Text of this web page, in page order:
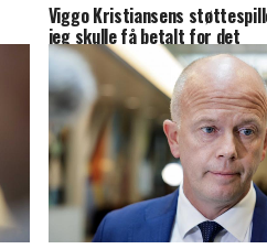
Viggo Kristiansens
jeg skulle få betalt for det